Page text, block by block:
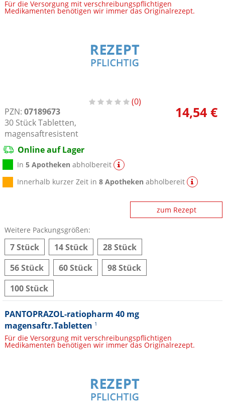
Für die Versorgung mit verschreibungspflichtigen
Medikamenten benötigen wir immer das Originalrezept.
0
PZN: 07189673
30 Stück Tabletten,
magensaftresistent
14,54 €
Online auf Lager
In5 Apotheken abholbereit
Innerhalb kurzer Zeit in8 Apotheken abholbereit
zum Rezept
Weitere Packungsgrößen:
7 Stück 14 Stück
28 Stück
56 Stück
60 Stück
98 Stück
100 Stück
PANTOPRAZOL-ratiopharm 40 mg
magensaftr.Tabletten 1
Für die Versorgung mit verschreibungspflichtigen
Medikamenten benötigen wir immer das Originalrezept.